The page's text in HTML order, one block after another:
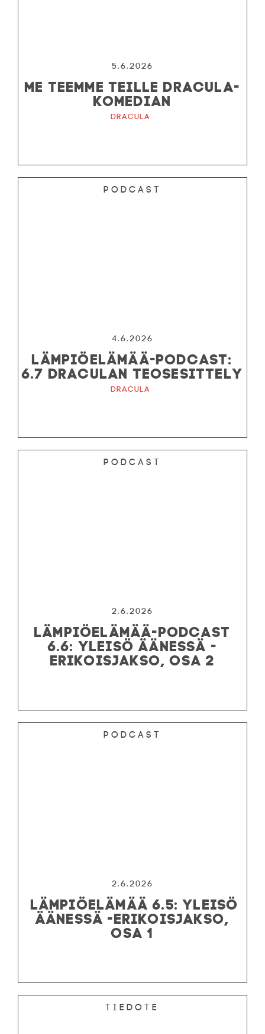
5.6.2026
ME TEEMME TEILLE DRACULA-
KOMEDIAN
Dracula
Podcast
4.6.2026
LÄMPIÖELÄMÄÄ-PODCAST:
6.7 DRACULAN TEOSESITTELY
Dracula
Podcast
2.6.2026
LÄMPIÖELÄMÄÄ-PODCAST
6.6: YLEISÖ ÄÄNESSÄ -
ERIKOISJAKSO, OSA 2
Podcast
2.6.2026
LÄMPIÖELÄMÄÄ 6.5: YLEISÖ
ÄÄNESSÄ -ERIKOISJAKSO,
OSA 1
Tiedote